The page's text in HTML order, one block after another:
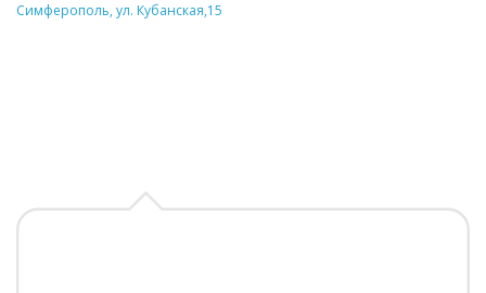
Симферополь, ул. Кубанская,15